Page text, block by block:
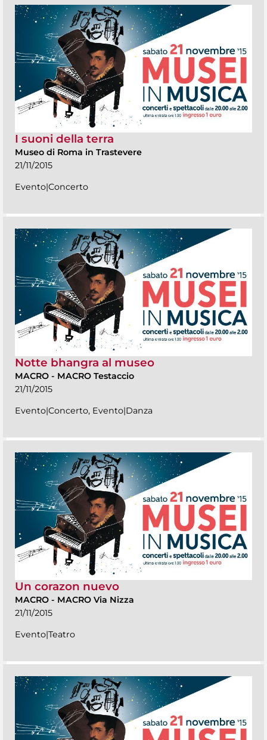
I suoni della terra
Museo di Roma in Trastevere
21/11/2015
Evento|Concerto
Notte bhangra al museo
MACRO - MACRO Testaccio
21/11/2015
Evento|Concerto, Evento|Danza
Un corazon nuevo
MACRO - MACRO Via Nizza
21/11/2015
Evento|Teatro